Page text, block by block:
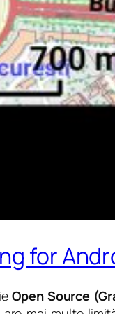
for
Open Source